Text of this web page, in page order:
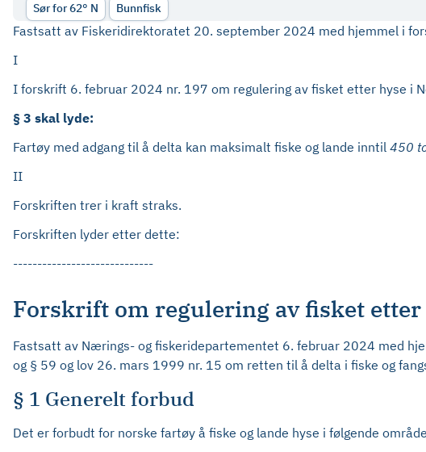
Sør for 62° N
Bunnfisk
Fastsatt av Fiskeridirektoratet 20. september 2024 med hjemmel i
I
I forskrift 6. februar 2024 nr. 197 om regulering av fisket etter hyse i
§ 3 skal lyde:
Fartøy med adgang til å delta kan maksimalt fiske og lande inntil 450
II
Forskriften trer i kraft straks.
Forskriften lyder etter dette:
-----------------------------
Forskrift om regulering av fisket
Fastsatt av Nærings- og fiskeridepartementet 6. februar 2024 med
og § 59 og lov 26. mars 1999 nr. 15 om retten til å delta i fiske og
§ 1 Generelt forbud
Det er forbudt for norske fartøy å fiske og lande hyse i følgende